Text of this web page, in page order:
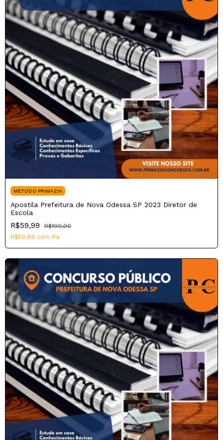
MÉTODO PRIMAZIA
Apostila Prefeitura de Nova Odessa SP 2023 Diretor de
Escola
R$59,99
R$100,00
R$50,99 com Pix